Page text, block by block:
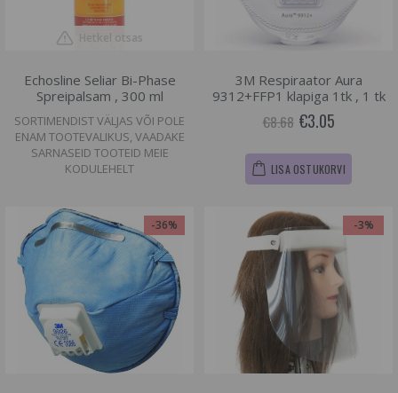
Hetkel otsas
Echosline Seliar Bi-Phase
Spreipalsam , 300 ml
SORTIMENDIST VÄLJAS VÕI POLE
ENAM TOOTEVALIKUS, VAADAKE
SARNASEID TOOTEID MEIE
KODULEHELT
3M Respiraator Aura
9312+FFP1 klapiga 1tk , 1 tk
€8.68 €3.05
LISA OSTUKORVI
-36% -3%